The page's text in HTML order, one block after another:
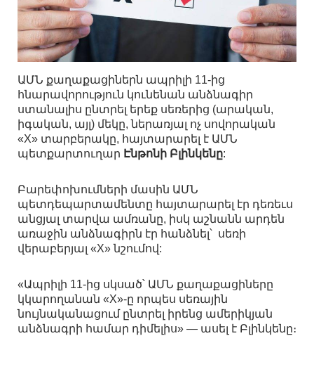
ԱՄՆ քաղաքացիներն ապրիլի 11-ից
հնարավորություն կունենան անձնագիր
ստանալիս ընտրել երեք սեռերից (արական,
իգական, այլ) մեկը, ներառյալ ոչ սովորական
«X» տարբերակը, հայտարարել է ԱՄՆ
պետքարտուղար Էնթոնի Բլինկենը:
Բարեփոխումների մասին ԱՄՆ
պետդեպարտամենտը հայտարարել էր դեռեւս
անցյալ տարվա ամռանը, իսկ աշնանն արդեն
առաջին անձնագիրն էր հանձնել՝ սեռի
վերաբերյալ «X» նշումով:
«Ապրիլի 11-ից սկսած՝ ԱՄՆ քաղաքացիները
կկարողանան «X»-ը որպես սեռային
նույնականացում ընտրել իրենց ամերիկյան
անձնագրի համար դիմելիս» — ասել է Բլինկենը։